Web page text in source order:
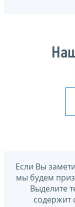
Если Вы
мы будем
Выделите
содержит